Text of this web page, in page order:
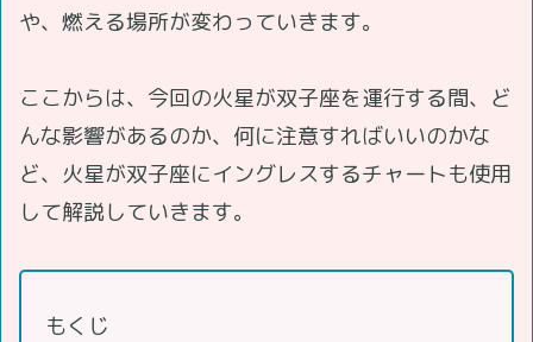
や、燃える場所が変わっていきます。
ここからは、今回の火星が双子座を運行する間、ど
んな影響があるのか、何に注意すればいいのかな
ど、火星が双子座にイングレスするチャートも使用
して解説していきます。
もくじ